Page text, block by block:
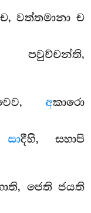
වත්තමානා ච
අකාරො
දීහි, සහාපි
ජෙති ජයති